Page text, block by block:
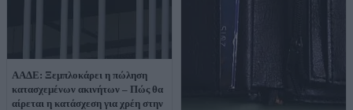
ΑΑΔΕ: Ξεμπλοκάρει η πώληση
κατασχεμένων ακινήτων – Πώς θα
αίρεται η κατάσχεση για χρέη στην